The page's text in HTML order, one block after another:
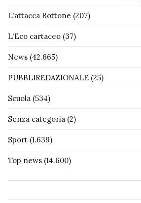
L'attacca Bottone (207)
L'Eco cartaceo (37)
News (42.665)
PUBBLIREDAZIONALE (25)
Scuola (534)
Senza categoria (2)
Sport (1.639)
Top news (14.600)